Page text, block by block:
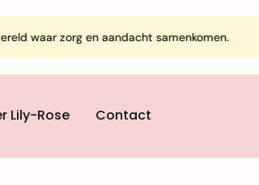
en aandacht samenkomen.
Lily-Rose Contact